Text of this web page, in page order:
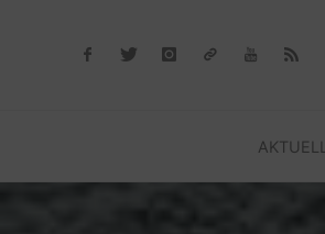
AKTUELL